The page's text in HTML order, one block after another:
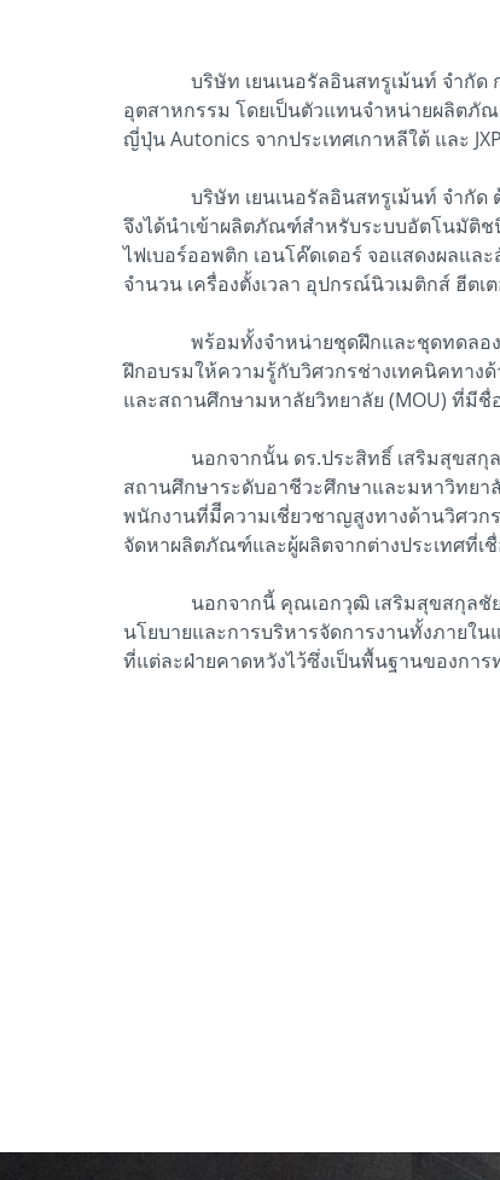
บริษัท เยนเนอรัลอินสทรูเม้นท์ จำกัด ก่อ
อุตสาหกรรม โดยเป็นตัวแทนจำหน่ายผลิตภั
ญี่ปุ่น Autonics จากประเทศเกาหลีใต้ และ
บริษัท เยนเนอรัลอินสทรูเม้นท์ จำกัด ต้อ
จึงได้นำเข้าผลิตภัณฑ์สำหรับระบบอัตโนมัติช
ไฟเบอร์ออพติก เอนโค๊ดเดอร์ จอแสดงผลแล
จำนวน เครื่องตั้งเวลา อุปกรณ์นิวเมติกส์ ฮีตเ
พร้อมทั้งจำหน่ายชุดฝึกและชุดทดลองทา
ฝึกอบรมให้ความรู้กับวิศวกรช่างเทคนิคทาง
และสถานศึกษามหาลัยวิทยาลัย (MOU) ที่มี
นอกจากนั้น ดร.ประสิทธิ์ เสริมสุขสกุลชัย
สถานศึกษาระดับอาชีวะศึกษาและมหาวิทยา
พนักงานที่มีีความเชี่ยวชาญสูงทางด้านวิศวก
จัดหาผลิตภัณฑ์และผู้ผลิตจากต่างประเทศที่เ
นอกจากนี้ คุณเอกวุฒิ เสริมสุขสกุลชัย หลั
นโยบายและการบริหารจัดการงานทั้งภายใ
ที่แต่ละฝ่ายคาดหวังไว้ซึ่งเป็นพื้นฐานของกา